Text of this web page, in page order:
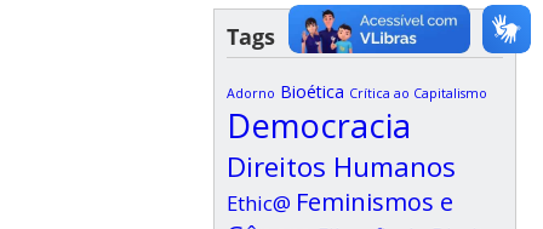
Tags
Adorno Bioética Crítica ao Capitalismo
Democracia
Direitos Humanos
Ethic@ Feminismos e